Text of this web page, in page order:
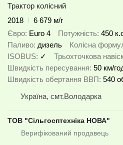
Трактор колісний
2018
6 679 м/г
Євро Euro 4 Потужність 450
Паливо дизель Колісна
ISOBUS ✓ Трьохточкова
Швидкість пересування 50 км/
Швидкість обертання ВВП 540
Україна, смт.Володарка
ТОВ "Сiльгосптехнiка НОВА"